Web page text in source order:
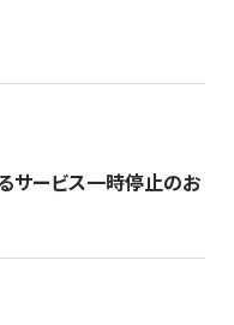
サービス一時停止のお